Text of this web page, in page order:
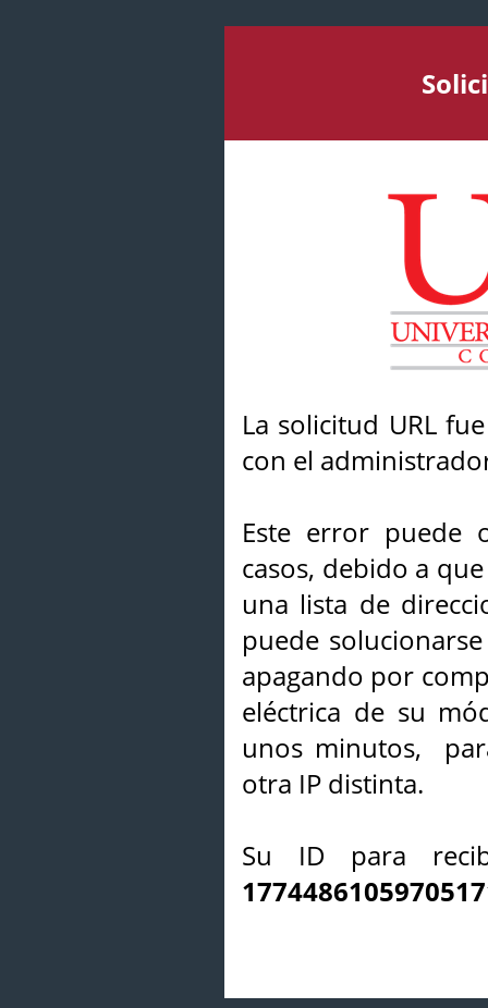
La solicitud URL
con el
Este error puede
casos, debido a
una lista de
puede
apagando por
eléctrica de su
unos minutos,
otra IP distinta.
Su ID para